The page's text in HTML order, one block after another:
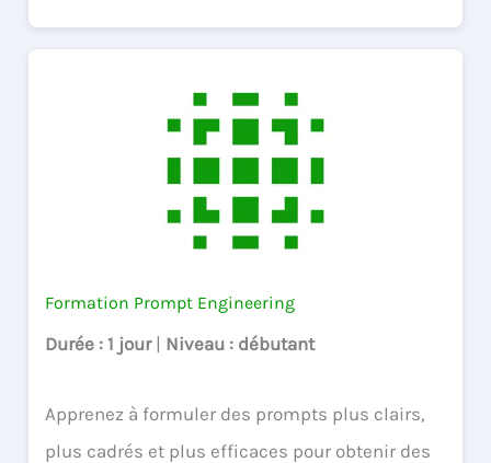
Formation Prompt Engineering
Durée : 1 jour | Niveau : débutant
Apprenez à formuler des prompts plus clairs,
plus cadrés et plus efficaces pour obtenir des